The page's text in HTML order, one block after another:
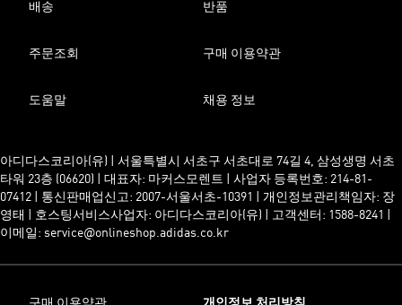
배송 반품
주문조회 구매 이용약관
도움말 채용 정보
아디다스코리아(유) | 서울특별시 서초구 서초대로 74길 4, 삼성생명 서초
타워 23층 (06620) | 대표자: 마커스모렌트 | 사업자 등록번호: 214-81-
07412 | 통신판매업신고: 2007-서울서초-10391 | 개인정보관리책임자: 장
영태 | 호스팅서비스사업자: 아디다스코리아(유) | 고객센터: 1588-8241 |
이메일: service@onlineshop.adidas.co.kr